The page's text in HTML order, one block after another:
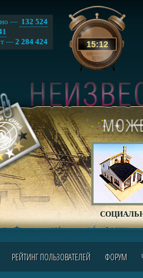
15:13
— 132 524
—2 284 424
РЕЙТИНГ ПОЛЬЗОВАТЕЛЕЙ ФОРУМ